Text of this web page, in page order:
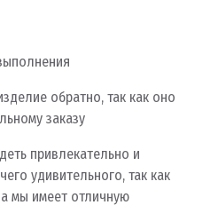
обратно, так как оно
заказу
привлекательно и
удивительного, так как
мы имеет отличную